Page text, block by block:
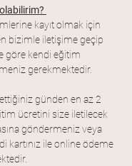
kayıt olmak için
bizimle iletişime geçip
göre kendi eğitim
gerekmektedir.
günden en az 2
ücretini size iletilecek
göndermeniz veya
kartınız ile online ödeme